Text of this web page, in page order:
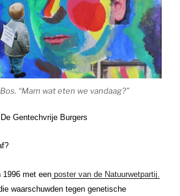
“Mam wat eten we vandaag?”
Gentechvrije Burgers
1996 met een poster van de Natuurwetpartij.
waarschuwden tegen genetische